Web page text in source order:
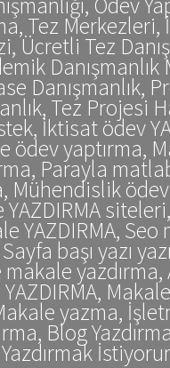
Tez Merkezleri,
Ücretli Tez
Danışmanlık
Danışmanlık,
Tez Projesi
İktisat ödev
ödev yaptırma,
Parayla
Mühendislik
YAZDIRMA
YAZDIRMA, Seo
başı yazı
yazma,
Blog
Yazdırmak